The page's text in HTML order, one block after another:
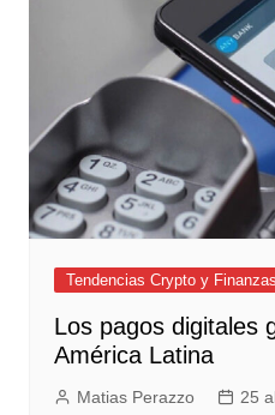
Tendencias Crypto y Finanzas
Los pagos digitales
América Latina
Matias Perazzo 25